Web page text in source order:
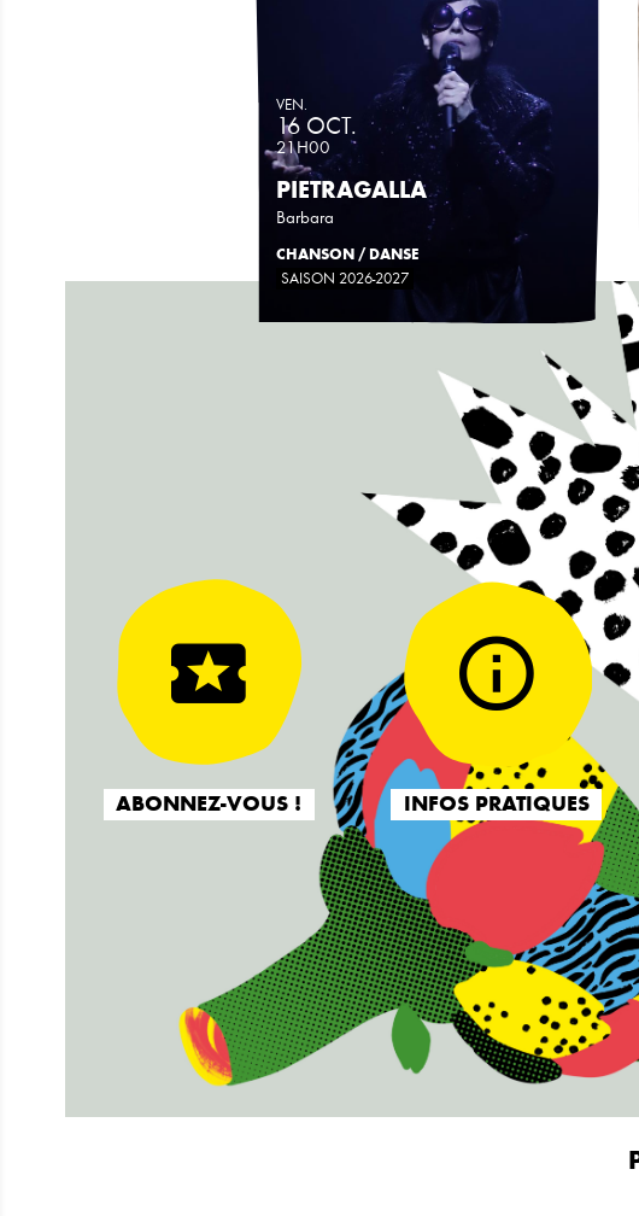
VEN.
16 OCT.
21H00
PIETRAGALLA
Barbara
CHANSON DANSE
SAISON 2026-2027
ABONNEZ-VOUS ! INFOS PRATIQUES